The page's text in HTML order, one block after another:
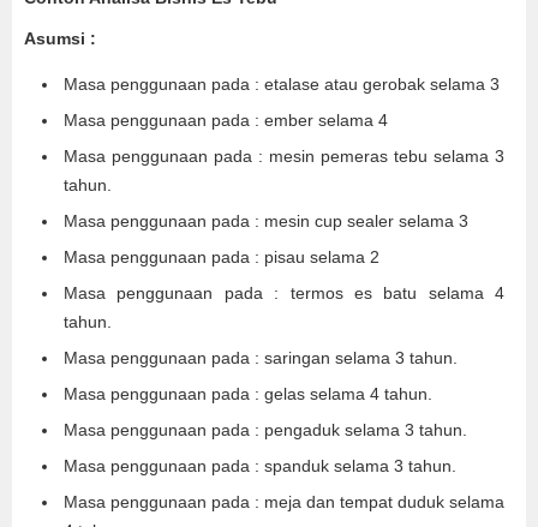
Asumsi :
Masa penggunaan pada : etalase atau gerobak selama 3
Masa penggunaan pada : ember selama 4
Masa penggunaan pada : mesin pemeras tebu selama 3
tahun.
Masa penggunaan pada : mesin cup sealer selama 3
Masa penggunaan pada : pisau selama 2
Masa penggunaan pada : termos es batu selama 4
tahun.
Masa penggunaan pada : saringan selama 3 tahun.
Masa penggunaan pada : gelas selama 4 tahun.
Masa penggunaan pada : pengaduk selama 3 tahun.
Masa penggunaan pada : spanduk selama 3 tahun.
Masa penggunaan pada : meja dan tempat duduk selama